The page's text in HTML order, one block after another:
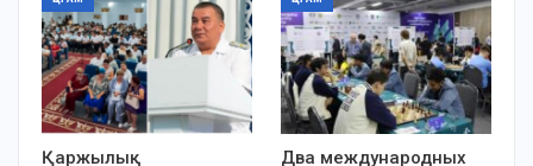
Қаржылық
Два международных